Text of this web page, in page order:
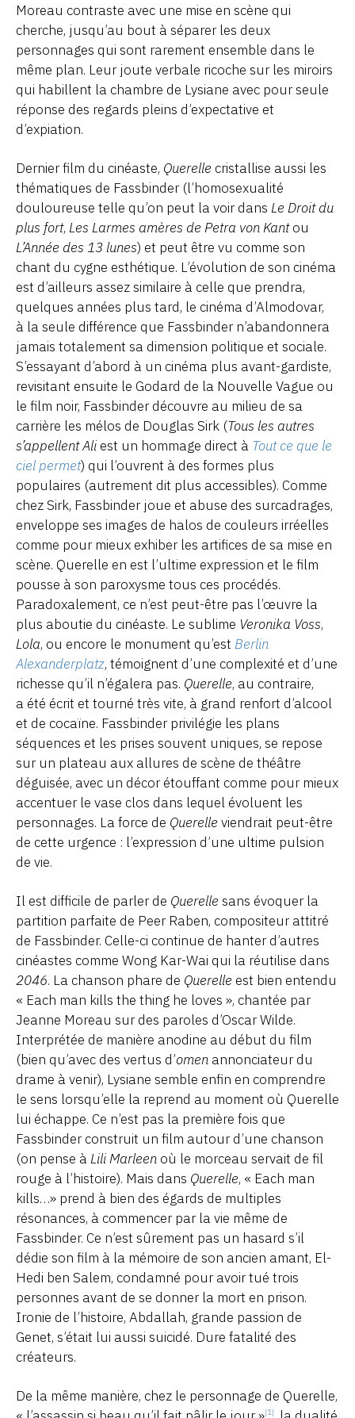
Moreau contraste avec une mise en scène qui
cherche, jusqu’au bout à séparer les deux
personnages qui sont rarement ensemble dans le
même plan. Leur joute verbale ricoche sur les miroirs
qui habillent la chambre de Lysiane avec pour seule
réponse des regards pleins d’expectative et
d’expiation.
Dernier film du cinéaste, Querelle cristallise aussi les
thématiques de Fassbinder (l’homosexualité
douloureuse telle qu’on peut la voir dans Le Droit du
plus fort, Les Larmes amères de Petra von Kantou
L’Année des 13 lunes) et peut être vu comme son
chant du cygne esthétique. L’évolution de son cinéma
est d’ailleurs assez similaire à celle que prendra,
quelques années plus tard, le cinéma d’Almodovar,
à la seule différence que Fassbinder n’abandonnera
jamais totalement sa dimension politique et sociale.
S’essayant d’abord à un cinéma plus avant-gardiste,
revisitant ensuite le Godard de la Nouvelle Vague ou
le film noir, Fassbinder découvre au milieu de sa
carrière les mélos de Douglas Sirk (Tous les autres
s’appellent Aliest un hommage direct à Tout ce que le
ciel permet) qui l’ouvrent à des formes plus
populaires (autrement dit plus accessibles). Comme
chez Sirk, Fassbinder joue et abuse des surcadrages,
enveloppe ses images de halos de couleurs irréelles
comme pour mieux exhiber les artifices de sa mise en
scène. Querelle en est l’ultime expression et le film
pousse à son paroxysme tous ces procédés.
Paradoxalement, ce n’est peut-être pas l’œuvre la
plus aboutie du cinéaste. Le sublime Veronika Voss,
Lola, ou encore le monument qu’est Berlin
Alexanderplatz, témoignent d’une complexité et d’une
richesse qu’il n’égalera pas. Querelle, au contraire,
a été écrit et tourné très vite, à grand renfort d’alcool
et de cocaïne. Fassbinder privilégie les plans
séquences et les prises souvent uniques, se repose
sur un plateau aux allures de scène de théâtre
déguisée, avec un décor étouffant comme pour mieux
accentuer le vase clos dans lequel évoluent les
personnages. La force de Querelle viendrait peut-être
de cette urgence : l’expression d’une ultime pulsion
de vie.
Il est difficile de parler de Querelle sans évoquer la
partition parfaite de Peer Raben, compositeur attitré
de Fassbinder. Celle-ci continue de hanter d’autres
cinéastes comme Wong Kar-Wai qui la réutilise dans
2046. La chanson phare de Querelle est bien entendu
« Each man kills the thing he loves », chantée par
Jeanne Moreau sur des paroles d’Oscar Wilde.
Interprétée de manière anodine au début du film
(bien qu’avec des vertus d’omen annonciateur du
drame à venir), Lysiane semble enfin en comprendre
le sens lorsqu’elle la reprend au moment où Querelle
lui échappe. Ce n’est pas la première fois que
Fassbinder construit un film autour d’une chanson
(on pense à Lili Marleen où le morceau servait de fil
rouge à l’histoire). Mais dans Querelle, « Each man
kills…» prend à bien des égards de multiples
résonances, à commencer par la vie même de
Fassbinder. Ce n’est sûrement pas un hasard s’il
dédie son film à la mémoire de son ancien amant, El-
Hedi ben Salem, condamné pour avoir tué trois
personnes avant de se donner la mort en prison.
Ironie de l’histoire, Abdallah, grande passion de
Genet, s’était lui aussi suicidé. Dure fatalité des
créateurs.
De la même manière, chez le personnage de Querelle,
[1]